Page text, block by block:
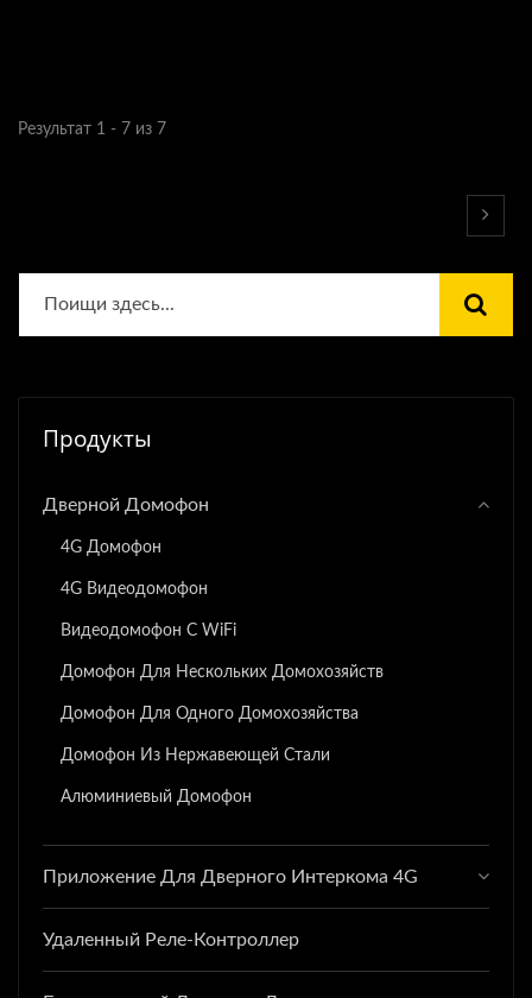
Результат 1 - 7 из 7
Продукты
Дверной Домофон
4G Домофон
4G Видеодомофон
Видеодомофон С WiFi
Домофон Для Нескольких Домохозяйств
Домофон Для Одного Домохозяйства
Домофон Из Нержавеющей Стали
Алюминиевый Домофон
Приложение Для Дверного Интеркома 4G
Удаленный Реле-Контроллер